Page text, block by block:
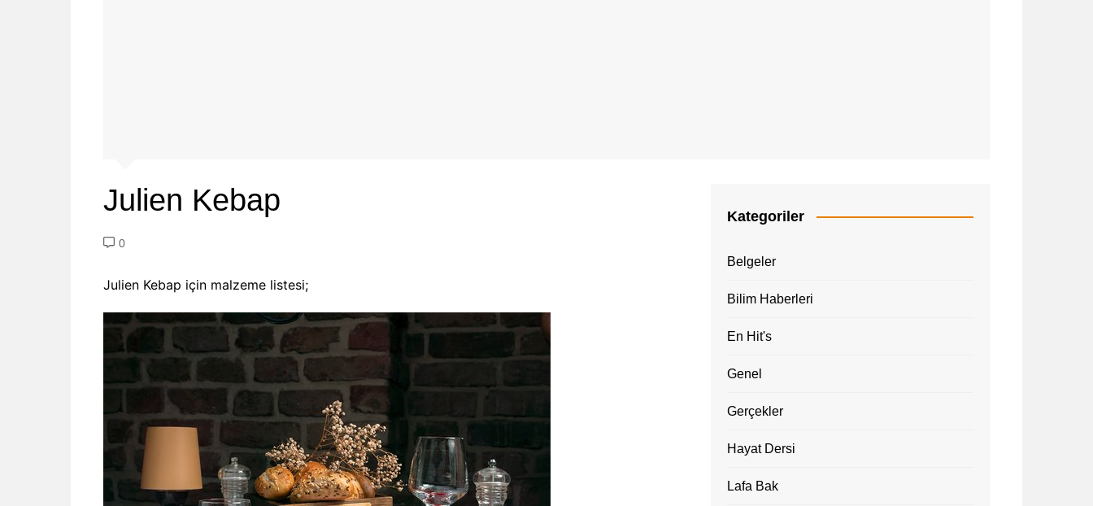
Julien Kebap
0
Julien Kebap için malzeme listesi;
Kategoriler
Belgeler
Bilim Haberleri
En Hit's
Genel
Gerçekler
Hayat Dersi
Lafa Bak